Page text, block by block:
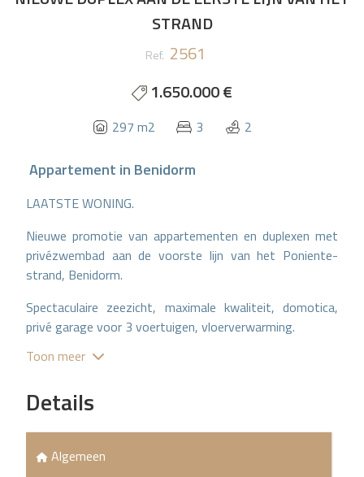
STRAND
Ref. 2561
1.650.000 €
297 m2 3 2
Appartement in Benidorm
LAATSTE WONING.
Nieuwe promotie van appartementen en duplexen met
privézwembad aan de voorste lijn van het Poniente-
strand, Benidorm.
Spectaculaire zeezicht, maximale kwaliteit, domotica,
privé garage voor 3 voertuigen, vloerverwarming.
Toon meer
Details
Algemeen